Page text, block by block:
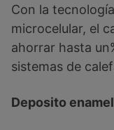
Con la
microcelular, el
ahorrar hasta
sistemas de
Deposito